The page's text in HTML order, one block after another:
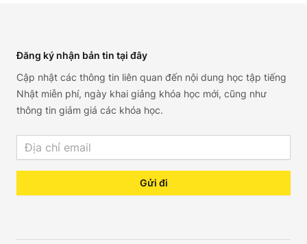
Đăng ký nhận bản tin tại đây
Cập nhật các thông tin liên quan đến nội dung học tập tiếng
Nhật miễn phí, ngày khai giảng khóa học mới, cũng như
thông tin giảm giá các khóa học.
Email address
Gửi đi